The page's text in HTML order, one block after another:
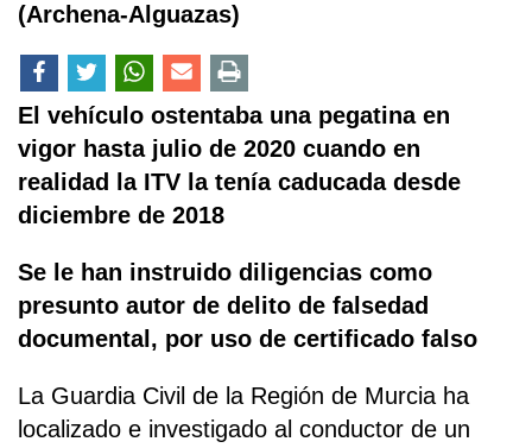
(Archena-Alguazas)
El vehículo ostentaba una pegatina en
vigor hasta julio de 2020 cuando en
realidad la ITV la tenía caducada desde
diciembre de 2018
Se le han instruido diligencias como
presunto autor de delito de falsedad
documental, por uso de certificado falso
La Guardia Civil de la Región de Murcia ha
localizado e investigado al conductor de un